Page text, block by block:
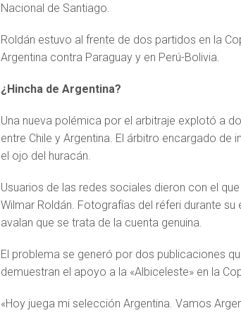
Nacional de Santiago.
Roldán estuvo al frente de dos partidos en la
Argentina contra Paraguay y en Perú-Bolivia.
¿Hincha de Argentina?
Una nueva polémica por el arbitraje explotó a
entre Chile y Argentina. El árbitro encargado
el ojo del huracán.
Usuarios de las redes sociales dieron con el
Wilmar Roldán. Fotografías del réferi durante su
avalan que se trata de la cuenta genuina.
El problema se generó por dos publicaciones
demuestran el apoyo a la «Albiceleste» en la
«Hoy juega mi selección Argentina. Vamos